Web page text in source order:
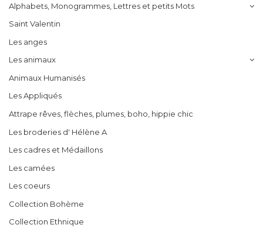
Alphabets, Monogrammes, Lettres et petits Mots
Saint Valentin
Les anges
Les animaux
Animaux Humanisés
Les Appliqués
Attrape rêves, flèches, plumes, boho, hippie chic
Les broderies d' Hélène A
Les cadres et Médaillons
Les camées
Les coeurs
Collection Bohème
Collection Ethnique